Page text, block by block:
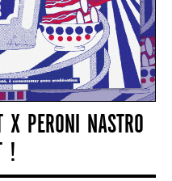
X PERONI NASTRO
!